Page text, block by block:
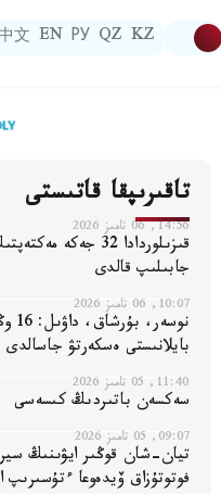
KZ
QZ
РУ
EN
中文
تاقىرىپقا قاتىستى
14:56, 06 تامىز 2026
قىزىلوردادا 32
جابىلىپ قالدى
10:07, 06 تامىز 2026
بايلانىستى ەسكەرتۋ جاسالدى
11:40, 05 تامىز 2026
سەكسەن باتىردىڭ كىسەسى
09:07, 05 تامىز 2026
تيان-شان قوڭىر ايۋىنىڭ
فوتوتۇزاق ۆيدەوعا ءتۇسىرىپ